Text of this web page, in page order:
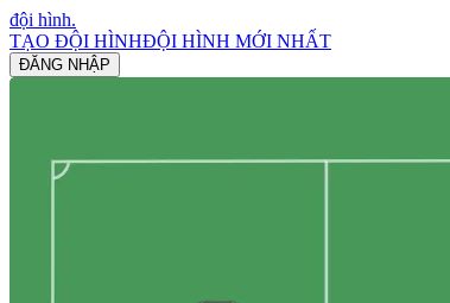
đội hình.
TẠO ĐỘI HÌNHĐỘI HÌNH MỚI NHẤT
ĐĂNG NHẬP